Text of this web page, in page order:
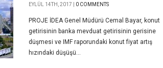
EYLÜL 14TH, 2017 | 0 COMMENTS
PROJE İDEA Genel Müdürü Cemal Bayar, konut
getirisinin banka mevduat getirisinin gerisine
düşmesi ve IMF raporundaki konut fiyat artış
hızındaki düşüşü...